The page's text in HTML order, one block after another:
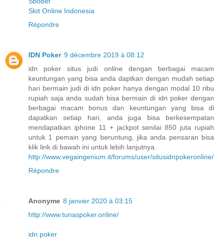
Slot Online Indonesia
Répondre
IDN Poker 9 décembre 2019 à 08:12
idn poker situs judi online dengan berbagai macam
keuntungan yang bisa anda daptkan dengan mudah setiap
hari bermain judi di idn poker hanya dengan modal 10 ribu
rupiah saja anda sudah bisa bermain di idn poker dengan
berbagai macam bonus dan keuntungan yang bisa di
dapatkan setiap hari, anda juga bisa berkesempatan
mendapatkan iphone 11 + jackpot senilai 850 juta rupiah
untuk 1 pemain yang beruntung, jika anda pensaran bisa
klik link di bawah ini untuk lebih lanjutnya.
http://www.vegaingenium.it/forums/user/situsidnpokeronline/
Répondre
Anonyme 8 janvier 2020 à 03:15
http://www.tunaspoker.online/
idn poker